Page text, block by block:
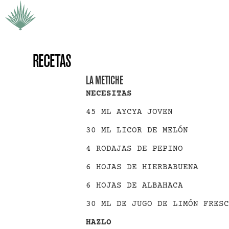
RECETAS
LA METICHE
NECESITAS
45 ML AYCYA JOVEN
30 ML LICOR DE MELÓN
4 RODAJAS DE PEPINO
6 HOJAS DE HIERBABUENA
6 HOJAS DE ALBAHACA
30 ML DE JUGO DE LIMÓN
HAZLO